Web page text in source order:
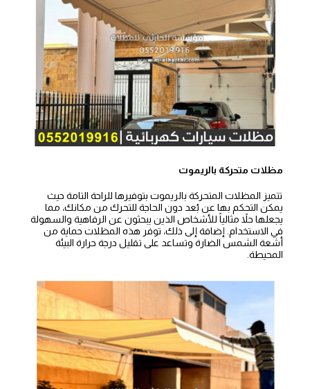
مظلات متحركة بالريموت
تتميز المظلات المتحركة بالريموت بتوفيرها للراحة التامة حيث
يمكن التحكم بها عن بُعد دون الحاجة للتحرك من مكانك، مما
يجعلها حلاً مثالياً للأشخاص الذين يبحثون عن الرفاهية والسهولة
في الاستخدام. إضافة إلى ذلك، توفر هذه المظلات حماية من
أشعة الشمس الضارة وتساعد على تقليل درجة حرارة البيئة
المحيطة.